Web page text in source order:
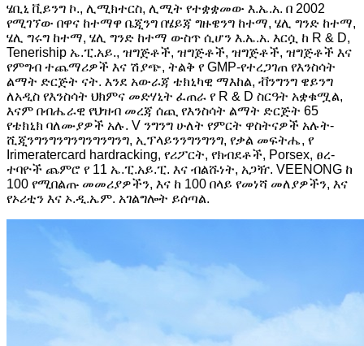
ሄቢኒ ቪይንግ ኮ., ሊሚክተርስ, ሊሚት የተቋቋመው እ.ኤ.አ. በ 2002
የሚገኘው በዋና ከተማዋ ቤጂንግ በሄይጃ ግዙዌንግ ከተማ, ሄሊ ግንድ ከተማ,
ሄሊ ግሩግ ከተማ, ሄሊ ግንድ ከተማ ውስጥ ሲሆን እ.ኤ.አ. እርሷ ከ R & D,
Teneriship ኤ.ፒ.አይ., ዝግጅቶች, ዝግጅቶች, ዝግጅቶች, ዝግጅቶች እና
የምግብ ተጨማሪዎች እና ሽያጭ, ትልቅ የ GMP-የተረጋገጠ የእንስሳት
ልማት ድርጅት ናት. እንደ አውራጃ ቴክኒካዊ ማእከል, ቭንግንግ ዌይንግ
ለአዲስ የእንስሳት ህክምና መድሃኒት ፈጠራ የ R & D ስርዓት አቋቁሟል,
እናም በብሔራዊ የህዝብ መረጃ ሰጪ የእንስሳት ልማት ድርጅት 65
የቴክኒክ ባለሙያዎች አሉ. V ንግንግ ሁለት የምርት ዋስትናዎች አሉት-
ሺጂንግንግንግንግንግንግንግ, ኢፕላይንንግንግንግ, የቃል መፍትሔ, የ
Irimeratercard hardracking, የሪፖርት, የክብደቶች, Porsex, ፀረ-
ተባዮች ጨምሮ የ 11 ኤ.ፒ.አይ.ፒ. እና ብልሹነት, አጋዥ. VEENONG ከ
100 የሚበልጡ መመሪያዎችን, እና ከ 100 በላይ የመነሻ መለያዎችን, እና
የኦሪቲን እና ኦ.ዲ.ኤም. አገልግሎት ይሰጣል.